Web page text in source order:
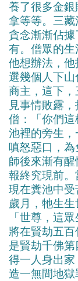
養了很多金
拿等等。三藏
貪念漸漸佔
有。僧眾的
他想辦法，
選幾個人下
商主，這下
見事情敗露
僧：「你們
池裡的旁生
嗔怒惡口，
師後來漸有
報終究現前
現在糞池中
歲月，牠生
「世尊，這
將在賢劫五
是賢劫千佛
得一人身出
造一無間地